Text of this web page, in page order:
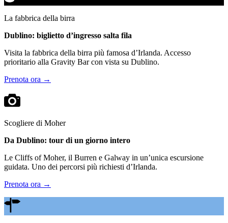
La fabbrica della birra
Dublino: biglietto d’ingresso salta fila
Visita la fabbrica della birra più famosa d’Irlanda. Accesso
prioritario alla Gravity Bar con vista su Dublino.
Prenota ora →
Scogliere di Moher
Da Dublino: tour di un giorno intero
Le Cliffs of Moher, il Burren e Galway in un’unica escursione
guidata. Uno dei percorsi più richiesti d’Irlanda.
Prenota ora →